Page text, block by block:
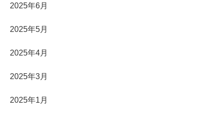
2025年6月
2025年5月
2025年4月
2025年3月
2025年1月